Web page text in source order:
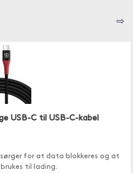
⇨
USB-C til USB-C-kabel
sørger for at data blokkeres og at
til lading.